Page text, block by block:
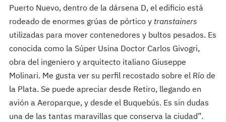
Puerto Nuevo, dentro de la dársena D, el edificio está
rodeado de enormes grúas de pórtico y transtainers
utilizadas para mover contenedores y bultos pesados. Es
conocida como la Súper Usina Doctor Carlos Givogri,
obra del ingeniero y arquitecto italiano Giuseppe
Molinari. Me gusta ver su perfil recostado sobre el Río de
la Plata. Se puede apreciar desde Retiro, llegando en
avión a Aeroparque, y desde el Buquebús. Es sin dudas
una de las tantas maravillas que conserva la ciudad”.